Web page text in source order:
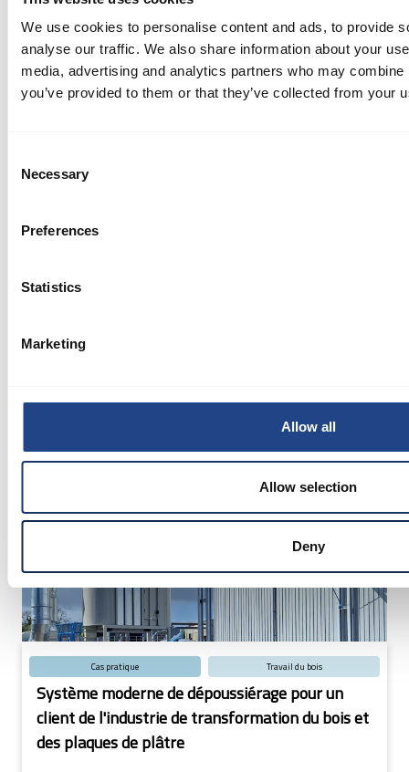
We use cookies to personalise content and ads, to provide
analyse our traffic. We also share information about your
media, advertising and analytics partners who may
you’ve provided to them or that they’ve collected from your
Selection
Necessary
Preferences
Statistics
Marketing
Allow all
Allow selection
Deny
Une solution efficace de dépoussiérage résout le
toits
essentiel de trouver la bonne solution pour relever des
problème unique auquel était confrontée une
entreprise à la recherche d'un nouveau système de
dépoussiérage. En mettant en œuvre une approche
l'accumulation de poussière sur le toit, mais a
également fourni une solution rentable et peu
encombrante
Cas pratique Travail du bois
Système moderne de dépoussiérage pour un
client de l'industrie de transformation du bois et
des plaques de plâtre